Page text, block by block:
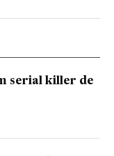
serial killer de